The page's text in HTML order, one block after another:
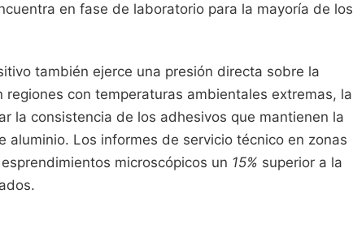
en fase de laboratorio para la mayoría de los
también ejerce una presión directa sobre la
con temperaturas ambientales extremas, la
la consistencia de los adhesivos que mantienen la
Los informes de servicio técnico en zonas
microscópicos un 15% superior a la